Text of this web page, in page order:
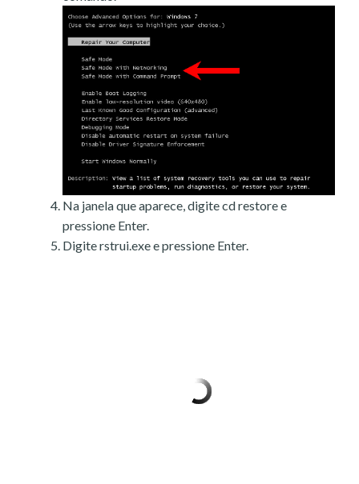
Na janela que aparece, digite cd restore e
pressione Enter.
Digite rstrui.exe e pressione Enter.